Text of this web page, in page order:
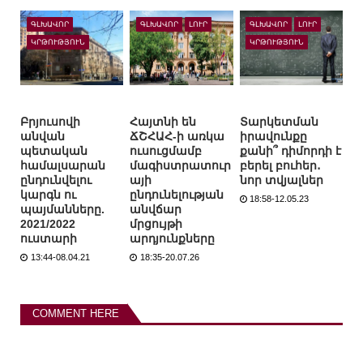
ԳԼԽԱՎՈՐ
ԿՐԹՈՒԹՅՈՒՆ
Բրյուսովի
անվան
պետական
համալսարան
ընդունվելու
կարգն ու
պայմանները.
2021/2022
ուստարի
13:44-08.04.21
ԳԼԽԱՎՈՐ ԼՈՒՐ
Հայտնի են
ՃՇՀԱՀ-ի առկա
ուսուցմամբ
մագիստրատուր
այի
ընդունելության
անվճար
մրցույթի
արդյունքները
18:35-20.07.26
ԳԼԽԱՎՈՐ ԼՈՒՐ
ԿՐԹՈՒԹՅՈՒՆ
Տարկետման
իրավունքը
քանի՞ դիմորդի է
բերել բուհեր․
նոր տվյալներ
18:58-12.05.23
COMMENT HERE